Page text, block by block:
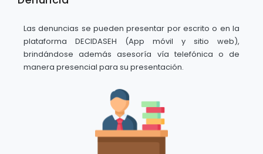
Las denuncias se pueden presentar por escrito o en la
plataforma DECIDASEH (App móvil y sitio web),
brindándose además asesoría vía telefónica o de
manera presencial para su presentación.